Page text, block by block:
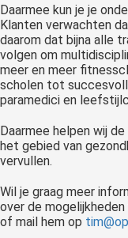
Daarmee kun je je
Klanten verwachten
daarom dat bijna alle
volgen om
meer en meer
scholen tot
paramedici en
Daarmee helpen wij
het gebied van
vervullen.
Wil je graag meer
over de
of mail hem op